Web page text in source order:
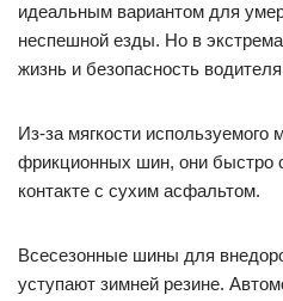
идеальным вариантом для
неспешной езды. Но в
жизнь и безопасность
Из-за мягкости используемого
фрикционных шин, они быстро
контакте с сухим асфальтом.
Всесезонные шины для
уступают зимней резине.